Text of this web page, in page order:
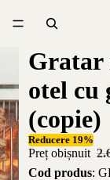
Gratar
otel cu
(copie)
Reducere 19%
Preț obișnuit
Cod produs: